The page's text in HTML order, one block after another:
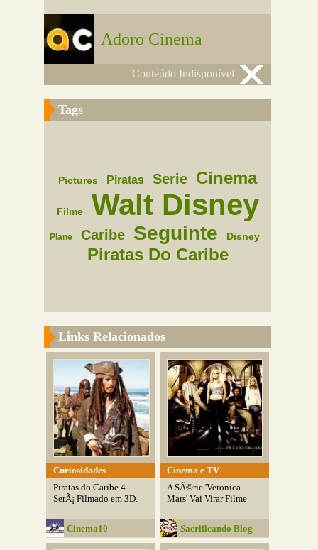
Adoro Cinema
Conteúdo Indisponível
Tags
Pictures Piratas Serie Cinema
Filme Walt Disney
Plane Caribe Seguinte Disney
Piratas Do Caribe
Links Relacionados
Curiosidades
Piratas do Caribe 4
SerÃ¡ Filmado em 3D.
Cinema10
Cinema e TV
A SÃ©rie 'Veronica
Mars' Vai Virar Filme
Sacrificando Blog